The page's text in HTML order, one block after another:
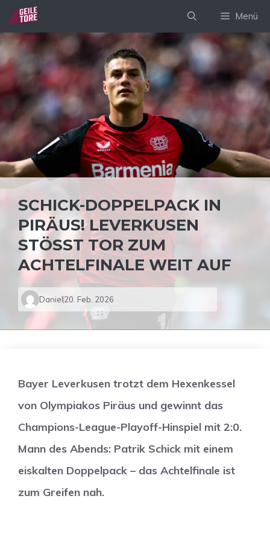
Zum
Inhalt
springen
Menü
SCHICK-DOPPELPACK IN
PIRÄUS! LEVERKUSEN
STÖSST TOR ZUM A
CHTELFINALE WEIT AUF
Daniel20. Feb. 2026
Bayer Leverkusen trotzt dem Hexenkessel
von Olympiakos Piräus und gewinnt das
Champions-League-Playoff-Hinspiel mit 2:0.
Mann des Abends: Patrik Schick mit einem
eiskalten Doppelpack – das Achtelfinale ist
zum Greifen nah.